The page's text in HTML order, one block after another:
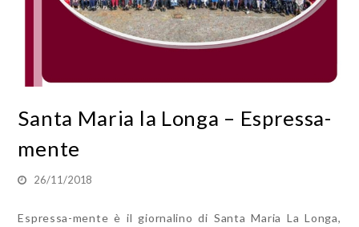
Santa Maria la Longa – Espressa-
mente
26/11/2018
Espressa-mente è il giornalino di Santa Maria La Longa,